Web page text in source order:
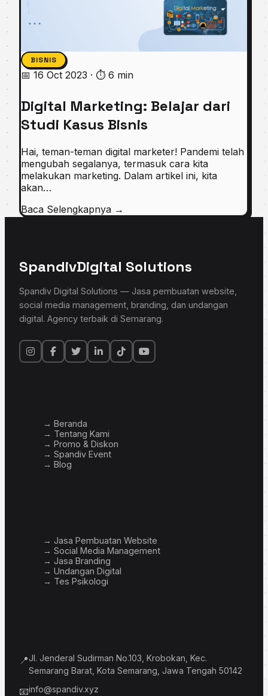
BISNIS
📅 16 Oct 2023 · ⏱ 6 min
Digital Marketing: Belajar dari
Studi Kasus Bisnis
Hai, teman-teman digital marketer! Pandemi telah
mengubah segalanya, termasuk cara kita
melakukan marketing. Dalam artikel ini, kita
akan…
Baca Selengkapnya →
SpandivDigital Solutions
Spandiv Digital Solutions — Jasa pembuatan website,
social media management, branding, dan undangan
digital. Agency terbaik di Semarang.
→ Beranda
→ Tentang Kami
→ Promo & Diskon
→ Spandiv Event
→ Blog
→ Jasa Pembuatan Website
→ Social Media Management
→ Jasa Branding
→ Undangan Digital
→ Tes Psikologi
📍Jl. Jenderal Sudirman No.103, Krobokan, Kec.
Semarang Barat, Kota Semarang, Jawa Tengah 50142
📧info@spandiv.xyz